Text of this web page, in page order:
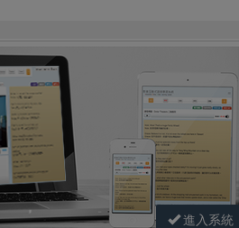
進入系統